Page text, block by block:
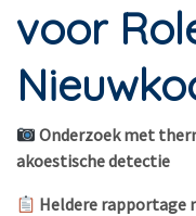
voor
Onderzoek met
akoestische detectie
Heldere rapportage